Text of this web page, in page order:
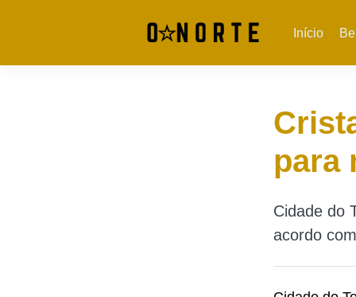
Início
para
Cidade do
acordo